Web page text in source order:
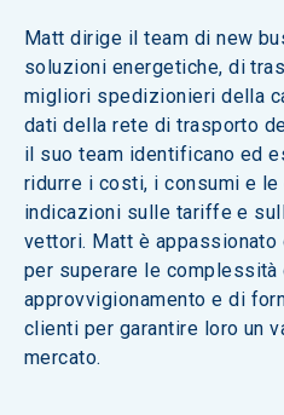
Matt dirige il team di new
soluzioni energetiche, di
migliori spedizionieri della
dati della rete di trasporto
il suo team identificano ed
ridurre i costi, i consumi e
indicazioni sulle tariffe e
vettori. Matt è
per superare le complessità
approvvigionamento e di
clienti per garantire loro un
mercato.